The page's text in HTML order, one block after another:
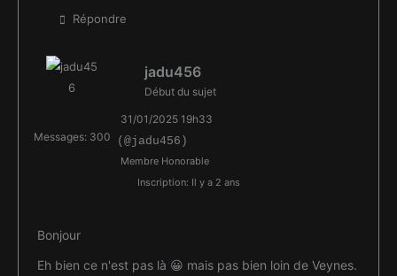
Répondre
Messages: 300
jadu456
Début du sujet
31/01/2025 19h33
(@jadu456)
Membre Honorable
Inscription: Il y a 2 ans
Bonjour
Eh bien ce n'est pas là 😀 mais pas bien loin de Veynes.